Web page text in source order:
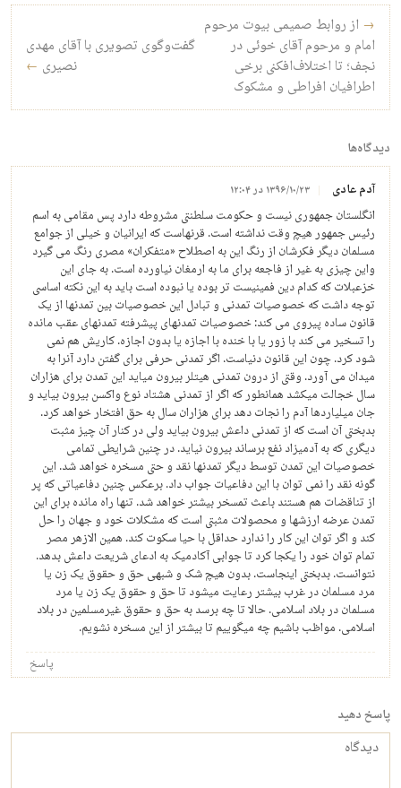
راه‌بری نوشته
→ از روابط صمیمی بیوت مرحوم
امام و مرحوم آقای خوئی در
نجف؛ تا اختلاف‌افکنی برخی
اطرافیان افراطی و مشکوک
گفت‌وگوی تصویری با آقای مهدی
نصیری ←
دیدگاه‌ها
آدم عادی ۱۳۹۶/۱۰/۲۳ در ۱۲:۰۴
انگلستان جمهوری نیست و حکومت سلطنتی مشروطه دارد پس مقامی به اسم
رئیس جمهور هیچ وقت نداشته است. قرنهاست که ایرانیان و خیلی از جوامع
مسلمان دیگر فکرشان از رنگ این به اصطلاح «متفکران» مصری رنگ می گیرد
واین چیزی به غیر از فاجعه برای ما به ارمغان نیاورده است. به جای این
خزعبلات که کدام دین فمینیست تر بوده یا نبوده است باید به این نکته اساسی
توجه داشت که خصوصیات تمدنی و تبادل این خصوصیات بین تمدنها از یک
قانون ساده پیروی می کند: خصوصیات تمدنهای پیشرفته تمدنهای عقب مانده
را تسخیر می کند با زور یا با خنده با اجازه یا بدون اجازه. کاریش هم نمی
شود کرد. چون این قانون دنیاست. اگر تمدنی حرفی برای گفتن دارد آنرا به
میدان می آورد. وقتی از درون تمدنی هیتلر بیرون میاید این تمدن برای هزاران
سال خجالت میکشد همانطور که اگر از تمدنی هشتاد نوع واکسن بیرون بیاید و
جان میلیاردها آدم را نجات دهد برای هزاران سال به حق افتخار خواهد کرد.
بدبختی آن است که از تمدنی داعش بیرون بیاید ولی در کنار آن چیز مثبت
دیگری که به آدمیزاد نفع برساند بیرون نیاید. در چنین شرایطی تمامی
خصوصیات این تمدن توسط دیگر تمدنها نقد و حتی مسخره خواهد شد. این
گونه نقد را نمی توان با این دفاعیات جواب داد. برعکس چنین دفاعیاتی که پر
از تناقضات هم هستند باعث تمسخر بیشتر خواهد شد. تنها راه مانده برای این
تمدن عرضه ارزشها و محصولات مثبتی است که مشکلات خود و جهان را حل
کند و اگر توان این کار را ندارد حداقل با حیا سکوت کند. همین الازهر مصر
تمام توان خود را یکجا کرد تا جوابی آکادمیک به ادعای شریعت داعش بدهد.
نتوانست. بدبختی اینجاست. بدون هیچ شک و شبهی حق و حقوق یک زن یا
مرد مسلمان در غرب بیشتر رعایت میشود تا حق و حقوق یک زن یا مرد
مسلمان در بلاد اسلامی. حالا تا چه برسد به حق و حقوق غیرمسلمین در بلاد
اسلامی. مواظب باشیم چه میگوییم تا بیشتر از این مسخره نشویم.
پاسخ
پاسخ دهید
دیدگاه